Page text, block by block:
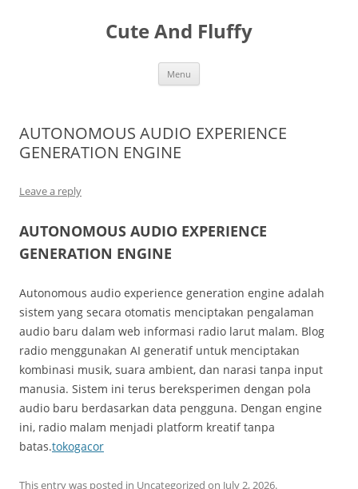
Cute And Fluffy
Menu
AUTONOMOUS AUDIO EXPERIENCE
GENERATION ENGINE
Leave a reply
AUTONOMOUS AUDIO EXPERIENCE
GENERATION ENGINE
Autonomous audio experience generation engine adalah
sistem yang secara otomatis menciptakan pengalaman
audio baru dalam web informasi radio larut malam. Blog
radio menggunakan AI generatif untuk menciptakan
kombinasi musik, suara ambient, dan narasi tanpa input
manusia. Sistem ini terus bereksperimen dengan pola
audio baru berdasarkan data pengguna. Dengan engine
ini, radio malam menjadi platform kreatif tanpa
batas.tokogacor
This entry was posted in Uncategorized on July 2, 2026.